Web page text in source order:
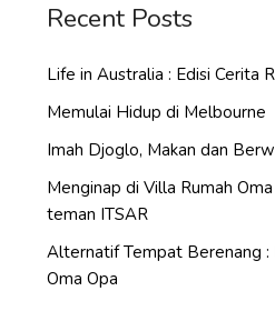
Recent Posts
Life in Australia : Edisi Cerita
Memulai Hidup di Melbourne
Imah Djoglo, Makan dan
Menginap di Villa Rumah
teman ITSAR
Alternatif Tempat Berenang :
Oma Opa